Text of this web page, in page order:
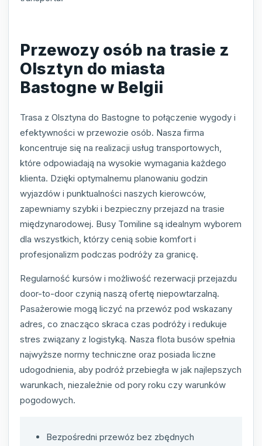
Przewozy osób na trasie z
Olsztyn do miasta
Bastogne w Belgii
Trasa z Olsztyna do Bastogne to połączenie wygody i
efektywności w przewozie osób. Nasza firma
koncentruje się na realizacji usług transportowych,
które odpowiadają na wysokie wymagania każdego
klienta. Dzięki optymalnemu planowaniu godzin
wyjazdów i punktualności naszych kierowców,
zapewniamy szybki i bezpieczny przejazd na trasie
międzynarodowej. Busy Tomiline są idealnym wyborem
dla wszystkich, którzy cenią sobie komfort i
profesjonalizm podczas podróży za granicę.
Regularność kursów i możliwość rezerwacji przejazdu
door-to-door czynią naszą ofertę niepowtarzalną.
Pasażerowie mogą liczyć na przewóz pod wskazany
adres, co znacząco skraca czas podróży i redukuje
stres związany z logistyką. Nasza flota busów spełnia
najwyższe normy techniczne oraz posiada liczne
udogodnienia, aby podróż przebiegła w jak najlepszych
warunkach, niezależnie od pory roku czy warunków
pogodowych.
Bezpośredni przewóz bez zbędnych